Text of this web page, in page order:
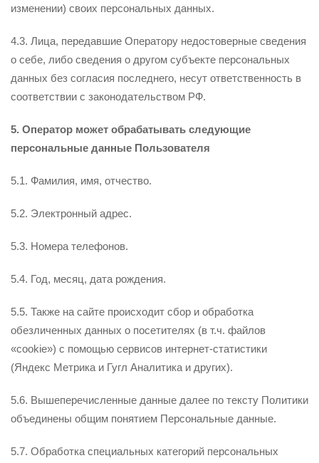
изменении) своих персональных данных.
4.3. Лица, передавшие Оператору недостоверные сведения
о себе, либо сведения о другом субъекте персональных
данных без согласия последнего, несут ответственность в
соответствии с законодательством РФ.
5. Оператор может обрабатывать следующие
персональные данные Пользователя
5.1. Фамилия, имя, отчество.
5.2. Электронный адрес.
5.3. Номера телефонов.
5.4. Год, месяц, дата рождения.
5.5. Также на сайте происходит сбор и обработка
обезличенных данных о посетителях (в т.ч. файлов
«cookie») с помощью сервисов интернет-статистики
(Яндекс Метрика и Гугл Аналитика и других).
5.6. Вышеперечисленные данные далее по тексту Политики
объединены общим понятием Персональные данные.
5.7. Обработка специальных категорий персональных